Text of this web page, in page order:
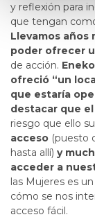
y reflexión para
que tengan
Llevamos años
poder ofrecer
de acción.
ofreció “un
que estaría
destacar que
riesgo que ello
acceso (puesto
hasta allí) y
acceder a
las Mujeres es
cómo se nos
acceso fácil.